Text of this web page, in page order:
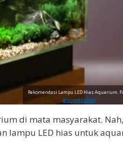
Rekomendasi Lampu LED Hias Aquarium.
aliexpress.com
di mata masyarakat.
lampu LED hias untuk